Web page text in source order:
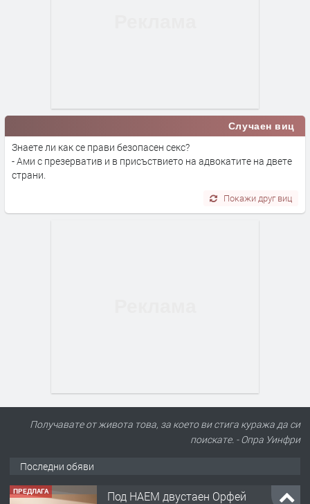
Случаен виц
Знаете ли как се прави безопасен секс?
- Ами с презерватив и в присъствието на адвокатите на двете
страни.
Покажи друг виц
Получавате от живота това, за което ви стига куража да си
поискате. - Опра Уинфри
Последни обяви
ПРЕДЛАГА Под НАЕМ двустаен Орфей